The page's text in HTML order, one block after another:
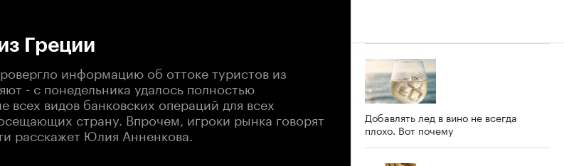
Греции
информацию об оттоке туристов из
- с понедельника удалось полностью
всех видов банковских операций для всех
страну. Впрочем, игроки рынка говорят
расскажет Юлия Анненкова.
Добавлять лед в вино не всегда
плохо. Вот почему